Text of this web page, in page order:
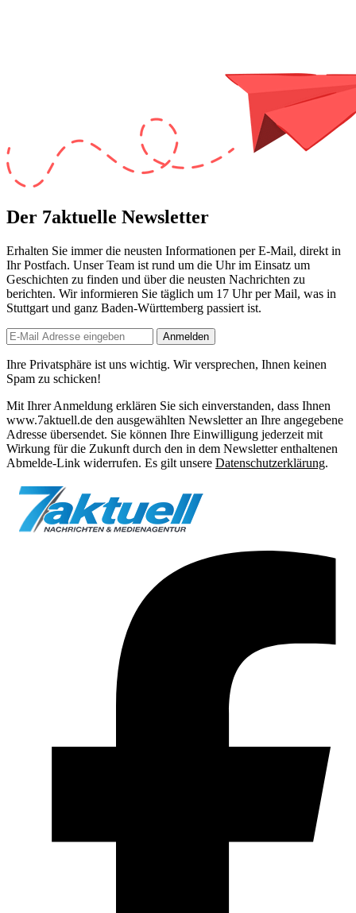
Der 7aktuelle Newsletter
Erhalten Sie immer die neusten Informationen per E-Mail, direkt in
Ihr Postfach. Unser Team ist rund um die Uhrim Einsatz um
Geschichten zu finden und über die neusten Nachrichten zu
berichten. Wir informieren Sie täglich um 17 Uhrper Mail, was in
Stuttgart und ganz Baden-Württemberg passiert ist.
Anmelden
Ihre Privatsphäre ist uns wichtig. Wir versprechen, Ihnen keinen
Spam zu schicken!
Mit Ihrer Anmeldung erklären Sie sich einverstanden, dass Ihnen
www.7aktuell.de den ausgewählten Newsletter an Ihre angegebene
Adresse übersendet. Sie können Ihre Einwilligung jederzeit mit
Wirkung für die Zukunft durch den in dem Newsletter enthaltenen
Abmelde-Link widerrufen. Es gilt unsere Datenschutzerklärung.